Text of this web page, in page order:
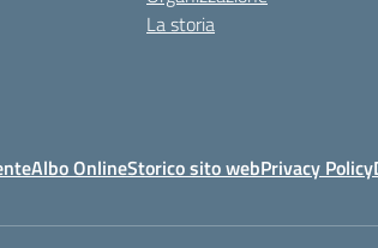
La storia
Albo OnlineStorico sito webPrivacy Policy